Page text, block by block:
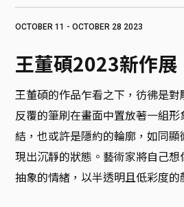
OCTOBER 11 - OCTOBER 28 2023
王董碩2023新作展
王董碩的作品乍看之下，彷彿是
反覆的筆刷在畫面中置放著一組
結，也或許是隱約的輪廓，如同
現出沉靜的狀態。藝術家將自己
抽象的情緒，以半透明且低彩度的